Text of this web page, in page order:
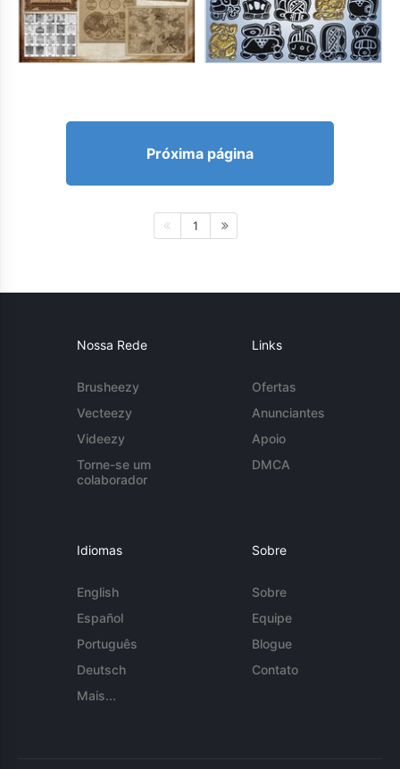
Próxima página
1
Nossa Rede
Brusheezy
Vecteezy
Videezy
Torne-se um
colaborador
Links
Ofertas
Anunciantes
Apoio
DMCA
Idiomas
English
Español
Português
Deutsch
Mais...
Sobre
Sobre
Equipe
Blogue
Contato